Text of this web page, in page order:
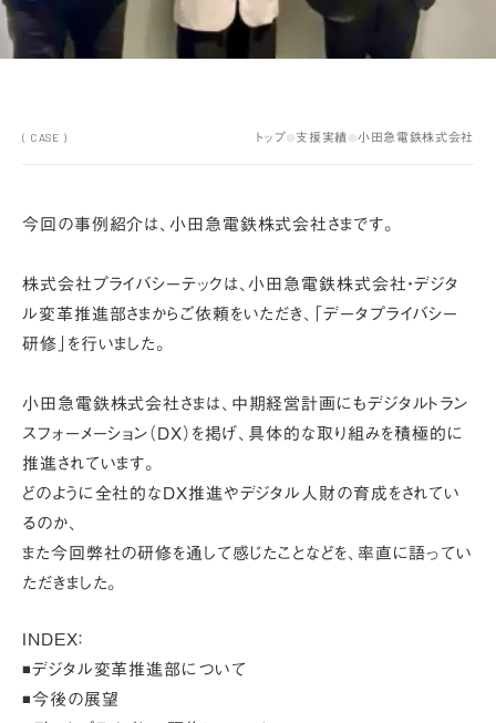
( CASE ) トップ ●支援実績 ●小田急電鉄株式会社
今回の事例紹介は、小田急電鉄株式会社さまです。
株式会社プライバシーテックは、小田急電鉄株式会社・デジタ
ル変革推進部さまからご依頼をいただき、 「データプライバシー
研修」を行いました。
小田急電鉄株式会社さまは、中期経営計画にもデジタルトラン
スフォーメーション（DX）を掲げ、具体的な取り組みを積極的に
推進されています。
どのように全社的なDX推進やデジタル人財の育成をされてい
るのか、
また今回弊社の研修を通して感じたことなどを、率直に語ってい
ただきました。
INDEX：
◾️デジタル変革推進部について
◾️今後の展望